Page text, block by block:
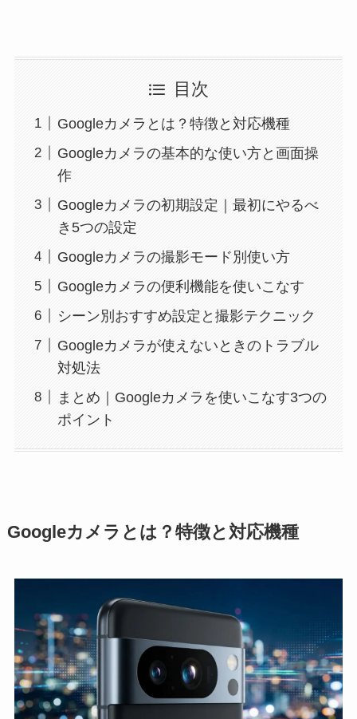
目次
Googleカメラとは？特徴と対応機種
Googleカメラの基本的な使い方と画面操
作
Googleカメラの初期設定｜最初にやるべ
き5つの設定
Googleカメラの撮影モード別使い方
Googleカメラの便利機能を使いこなす
シーン別おすすめ設定と撮影テクニック
Googleカメラが使えないときのトラブル
対処法
まとめ｜Googleカメラを使いこなす3つの
ポイント
Googleカメラとは？特徴と対応機種